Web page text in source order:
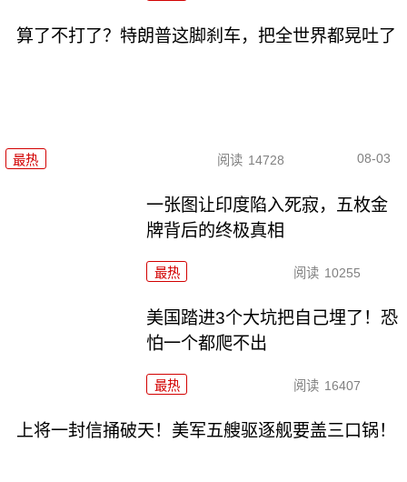
算了不打了？特朗普这脚刹车，把全世界都晃吐了
最热 阅读 14728 08-03
一张图让印度陷入死寂，五枚金
牌背后的终极真相
最热 阅读 10255
美国踏进3个大坑把自己埋了！恐
怕一个都爬不出
最热 阅读 16407
上将一封信捅破天！美军五艘驱逐舰要盖三口锅！